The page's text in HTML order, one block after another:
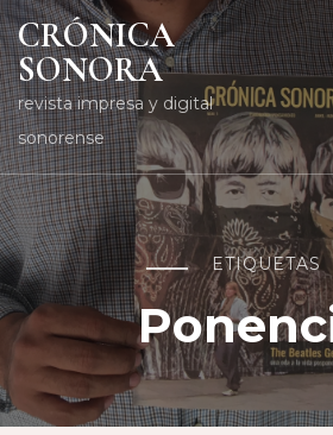
CRÓNICA
SONORA
revista impresa y digital
sonorense
ETIQUETAS